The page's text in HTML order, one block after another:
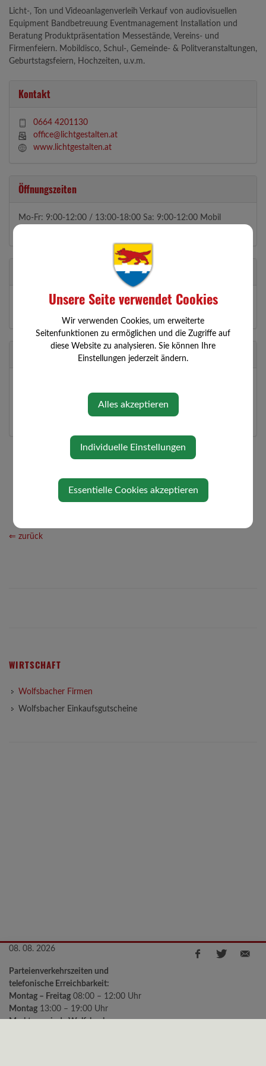
Licht-, Ton und Videoanlagenverleih Verkauf von audiovisuellen
Equipment Bandbetreuung Eventmanagement Installation und
Beratung Produktpräsentation Messestände, Vereins- und
Firmenfeiern. Mobildisco, Schul-, Gemeinde- & Politveranstaltungen,
Geburtstagsfeiern, Hochzeiten, u.v.m.
Kontakt
0664 4201130
office@lichtgestalten.at
www.lichtgestalten.at
Öffnungszeiten
Mo-Fr: 9:00-12:00 / 13:00-18:00 Sa: 9:00-12:00 Mobil
Roland Stöger
⇐ zurück
WIRTSCHAFT
Wolfsbacher Firmen
Wolfsbacher Einkaufsgutscheine
08. 08. 2026
Parteienverkehrszeiten und
telefonische Erreichbarkeit:
Montag – Freitag 08:00 – 12:00 Uhr
Montag 13:00 – 19:00 Uhr
Marktgemeinde Wolfsbach
Unsere Seite verwendet Cookies
Wir verwenden Cookies, um erweiterte
Seitenfunktionen zu ermöglichen und die Zugriffe auf
diese Website zu analysieren. Sie können Ihre
Einstellungen jederzeit ändern.
Alles akzeptieren
Individuelle Einstellungen
Essentielle Cookies akzeptieren